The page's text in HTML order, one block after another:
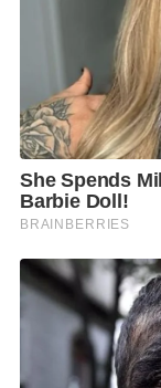
ความรู้สึก ผ่านกิจ
คนที่รัก เพื่อบันทึ
ตอกย้ำแนวคิดข
เรารักได้อย่าง